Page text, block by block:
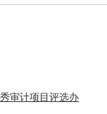
审计项目评选办